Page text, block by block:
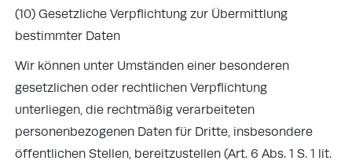
(10) Gesetzliche Verpflichtung zur Übermittlung
bestimmter Daten
Wir können unter Umständen einer besonderen
gesetzlichen oder rechtlichen Verpflichtung
unterliegen, die rechtmäßig verarbeiteten
personenbezogenen Daten für Dritte, insbesondere
öffentlichen Stellen, bereitzustellen (Art. 6 Abs. 1 S. 1 lit.